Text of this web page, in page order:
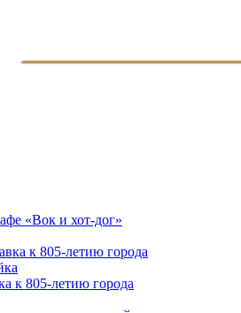
«Вок и хот-дог»
к 805-летию города